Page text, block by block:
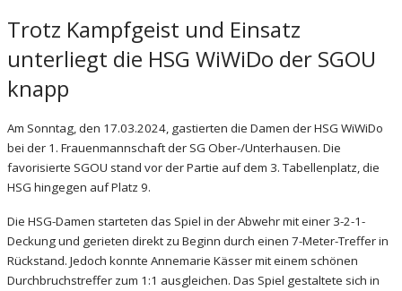
Trotz Kampfgeist und Einsatz
unterliegt die HSG WiWiDo der SGOU
knapp
Am Sonntag, den 17.03.2024, gastierten die Damen der HSG WiWiDo
bei der 1. Frauenmannschaft der SG Ober-/Unterhausen. Die
favorisierte SGOU stand vor der Partie auf dem 3. Tabellenplatz, die
HSG hingegen auf Platz 9.
Die HSG-Damen starteten das Spiel in der Abwehr mit einer 3-2-1-
Deckung und gerieten direkt zu Beginn durch einen 7-Meter-Treffer in
Rückstand. Jedoch konnte Annemarie Kässer mit einem schönen
Durchbruchstreffer zum 1:1 ausgleichen. Das Spiel gestaltete sich in